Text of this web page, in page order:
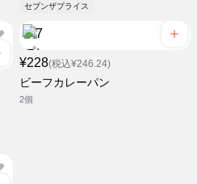
セブンザプライス
¥228(税込¥246.24)
ビーフカレーパン
2個